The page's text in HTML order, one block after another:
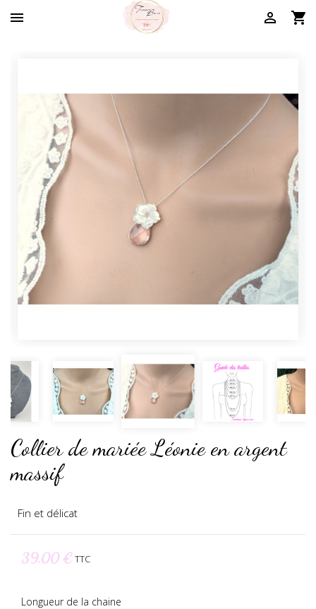
 

Collier de mariée Léonie en argent
massif
Fin et délicat
39,00 €TTC
Longueur de la chaine